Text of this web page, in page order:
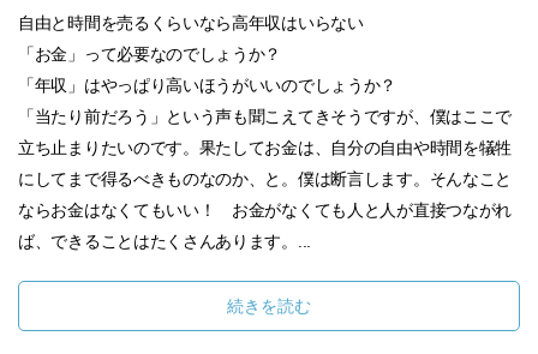
自由と時間を売るくらいなら高年収はいらない
「お金」って必要なのでしょうか？
「年収」はやっぱり高いほうがいいのでしょうか？
「当たり前だろう」という声も聞こえてきそうですが、僕はここで
立ち止まりたいのです。果たしてお金は、自分の自由や時間を犠牲
にしてまで得るべきものなのか、と。僕は断言します。そんなこと
ならお金はなくてもいい！ お金がなくても人と人が直接つながれ
ば、できることはたくさんあります。...
続きを読む